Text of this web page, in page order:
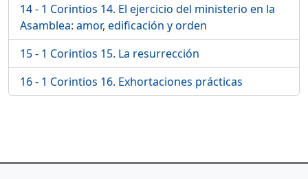
14 - 1 Corintios 14. El ejercicio del ministerio en la
Asamblea: amor, edificación y orden
15 - 1 Corintios 15. La resurrección
16 - 1 Corintios 16. Exhortaciones prácticas